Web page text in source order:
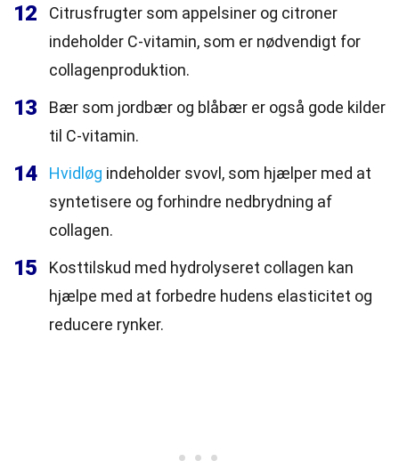
12
Citrusfrugter som appelsiner og citroner
indeholder C-vitamin, som er nødvendigt for
collagenproduktion.
13
Bær som jordbær og blåbær er også gode kilder
til C-vitamin.
14 Hvidløg indeholder svovl, som hjælper med at
syntetisere og forhindre nedbrydning af
collagen.
15
Kosttilskud med hydrolyseret collagen kan
hjælpe med at forbedre hudens elasticitet og
reducere rynker.